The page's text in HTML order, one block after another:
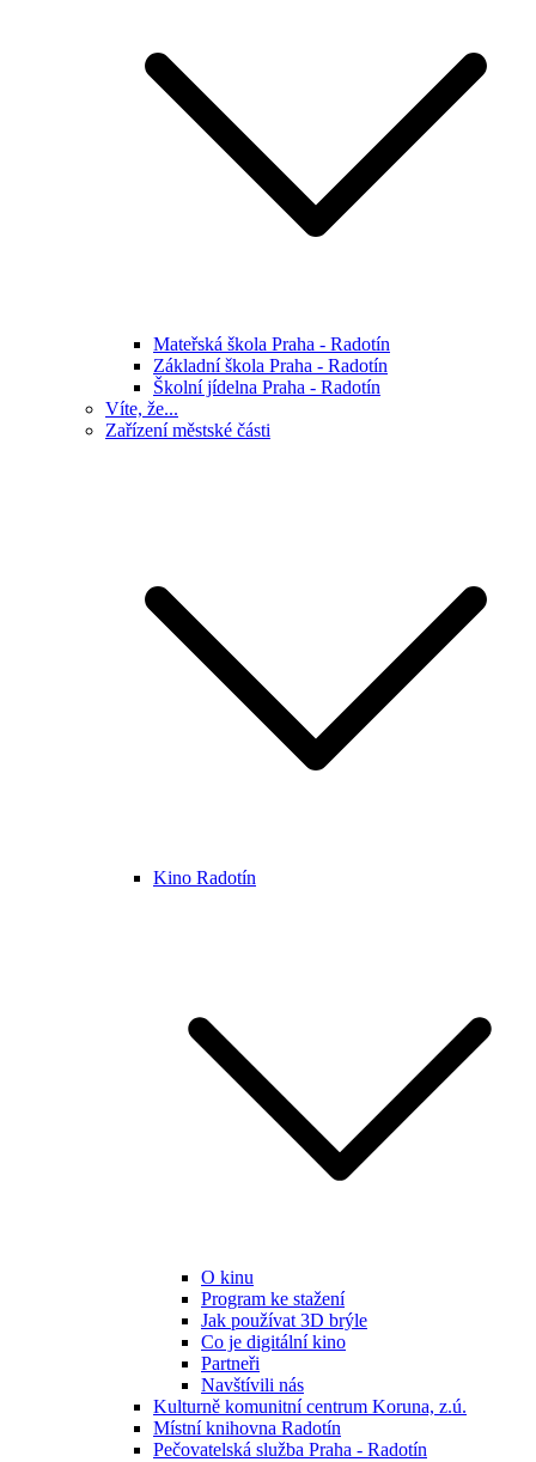
Mateřská škola Praha - Radotín
Základní škola Praha - Radotín
Školní jídelna Praha - Radotín
Víte, že...
Zařízení městské části
Kino Radotín
O kinu
Program ke stažení
Jak používat 3D brýle
Co je digitální kino
Partneři
Navštívili nás
Kulturně komunitní centrum Koruna, z.ú.
Místní knihovna Radotín
Pečovatelská služba Praha - Radotín